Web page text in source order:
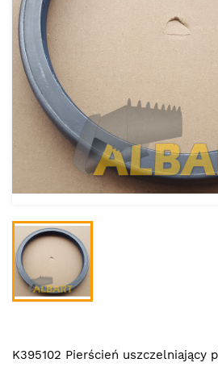
K395102 Pierścień uszczelniający